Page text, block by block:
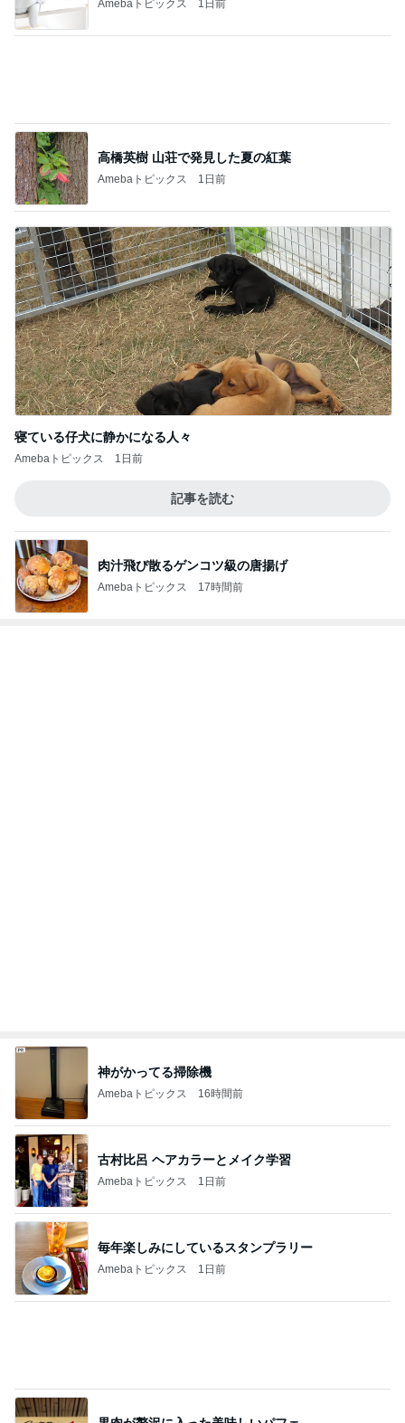
Amebaトピックス 1日前
寝ている仔犬に静かになる人々
Amebaトピックス 1日前
記事を読む
肉汁飛び散るゲンコツ級の唐揚げ
Amebaトピックス 17時間前
毎年楽しみにしているスタンプラリー
Amebaトピックス 1日前
果肉が贅沢に入った美味しいパフェ
Amebaトピックス 1日前